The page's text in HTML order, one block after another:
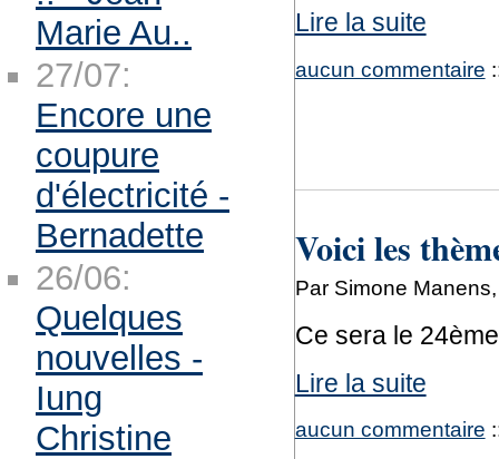
Lire la suite
aucun commentaire
Voici les
Par Simone
Ce sera le
Lire la suite
aucun commentaire
Marie Au..
27/07:
Encore une
coupure
d'électricité -
Bernadette
26/06:
Quelques
nouvelles -
Iung
Christine